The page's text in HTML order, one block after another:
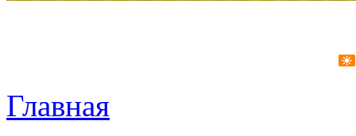
Главная